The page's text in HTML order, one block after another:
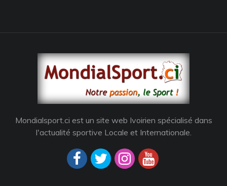
Mondialsport.ci est un site web Ivoirien spécialisé dans
l'actualité sportive Locale et Internationale.